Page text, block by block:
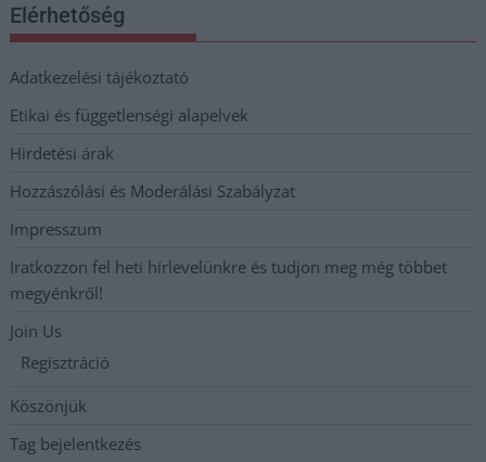
Elérhetőség
Adatkezelési tájékoztató
Etikai és függetlenségi alapelvek
Hirdetési árak
Hozzászólási és Moderálási Szabályzat
Impresszum
Iratkozzon fel heti hírlevelünkre és tudjon meg még többet
megyénkről!
Join Us
Regisztráció
Köszönjük
Tag bejelentkezés